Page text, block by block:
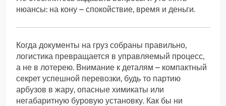
нюансы: на кону – спокойствие, время и деньги.
Когда документы на груз собраны правильно,
логистика превращается в управляемый процесс,
а не в лотерею. Внимание к деталям – компактный
секрет успешной перевозки, будь то партию
арбузов в жару, опасные химикаты или
негабаритную буровую установку. Как бы ни